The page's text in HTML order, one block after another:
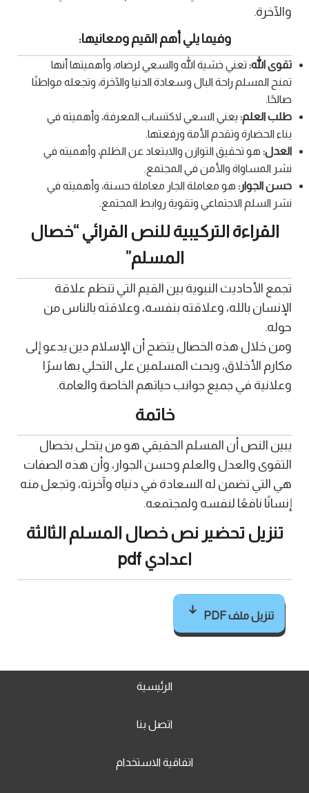
والآخرة.
وفيما يلي أهم القيم ومعانيها:
تقوى الله: تعني خشية الله والسعي لرضاه، وأهميتها أنها
تمنح المسلم راحة البال وسعادة الدنيا والآخرة، وتجعله مواطنًا
صالحًا.
طلب العلم: يعني السعي لاكتساب المعرفة، وأهميته في
بناء الحضارة وتقدم الأمة ورفعتها.
العدل: هو تحقيق التوازن والابتعاد عن الظلم، وأهميته في
نشر المساواة والأمن في المجتمع.
حسن الجوار: هو معاملة الجار معاملة حسنة، وأهميته في
نشر السلم الاجتماعي وتقوية روابط المجتمع.
القراءة التركيبية للنص القرائي “خصال
المسلم”
تجمع الأحاديث النبوية بين القيم التي تنظم علاقة
الإنسان بالله، وعلاقته بنفسه، وعلاقته بالناس من
حوله.
ومن خلال هذه الخصال يتضح أن الإسلام دين يدعو إلى
مكارم الأخلاق، ويحث المسلمين على التحلي بها سرًا
وعلانية في جميع جوانب حياتهم الخاصة والعامة.
خاتمة
يبين النص أن المسلم الحقيقي هو من يتحلى بخصال
التقوى والعدل والعلم وحسن الجوار، وأن هذه الصفات
هي التي تضمن له السعادة في دنياه وآخرته، وتجعل منه
إنسانًا نافعًا لنفسه ولمجتمعه.
تنزيل تحضير نص خصال المسلم الثالثة
اعدادي pdf
تنزيل ملف PDF
الرئيسية
اتصل بنا
اتفاقية الاستخدام